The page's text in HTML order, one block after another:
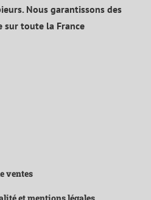
Nous garantissons des
sur toute la France
ventes